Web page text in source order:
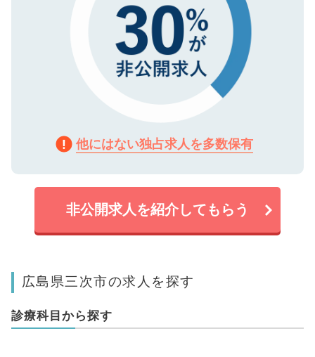
他にはない独占求人を多数保有
非公開求人を紹介してもらう
広島県三次市の求人を探す
診療科目から探す